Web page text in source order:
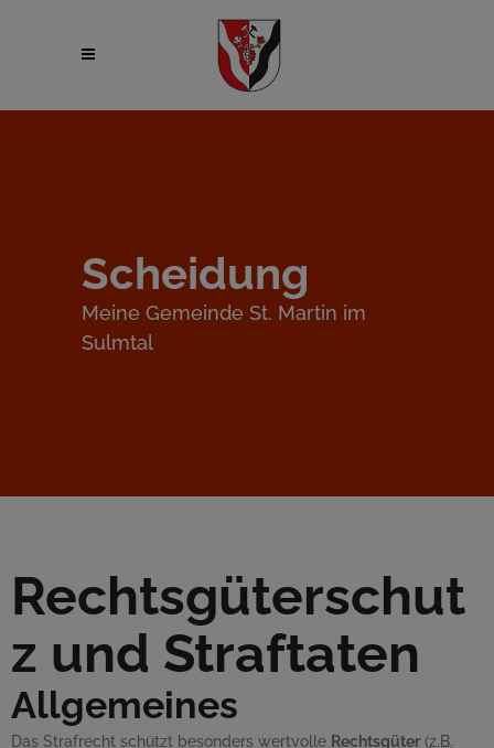
Scheidung
Meine Gemeinde St. Martin im
Sulmtal
Rechtsgüterschut
z und Straftaten
Allgemeines
Das Strafrecht schützt besonders wertvolle Rechtsgüter (z.B.